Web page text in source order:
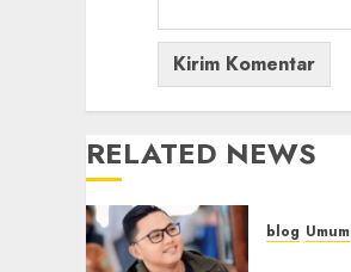
RELATED NEWS
blog Umum